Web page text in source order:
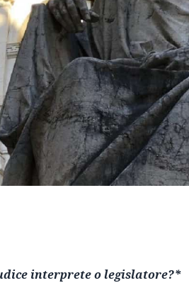
interprete o legislatore?*